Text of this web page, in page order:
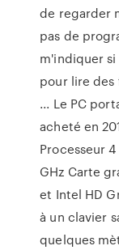
de regarder
pas de
m'indiquer
pour lire des
... Le PC
acheté en
Processeur
GHz Carte
et Intel HD
à un clavier
quelques